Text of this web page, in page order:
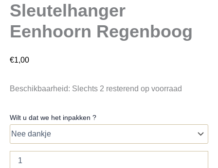
Sleutelhanger
Eenhoorn Regenboog
€1,00
Beschikbaarheid: Slechts 2 resterend op voorraad
Wilt u dat we het inpakken ?